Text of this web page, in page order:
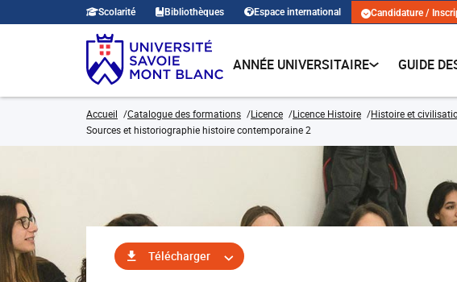
Scolarité Bibliothèques Espace international Candidature /
ANNÉE UNIVERSITAIRE GUIDE
Accueil Catalogue des formations Licence Licence Histoire Histoire et
Sources et historiographie histoire contemporaine 2
Télécharger